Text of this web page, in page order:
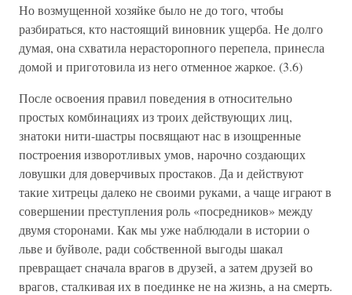
Но возмущенной хозяйке было не до того, чтобы
разбираться, кто настоящий виновник ущерба. Не долго
думая, она схватила нерасторопного перепела, принесла
домой и приготовила из него отменное жаркое. (3.6)
После освоения правил поведения в относительно
простых комбинациях из троих действующих лиц,
знатоки нити-шастры посвящают нас в изощренные
построения изворотливых умов, нарочно создающих
ловушки для доверчивых простаков. Да и действуют
такие хитрецы далеко не своими руками, а чаще играют в
совершении преступления роль «посредников» между
двумя сторонами. Как мы уже наблюдали в истории о
льве и буйволе, ради собственной выгоды шакал
превращает сначала врагов в друзей, а затем друзей во
врагов, сталкивая их в поединке не на жизнь, а на смерть.